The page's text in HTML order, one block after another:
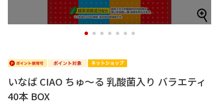
1 2 3 4 5 6 7
いなば CIAO ちゅ～る 乳酸菌入り バラエティ
40本 BOX